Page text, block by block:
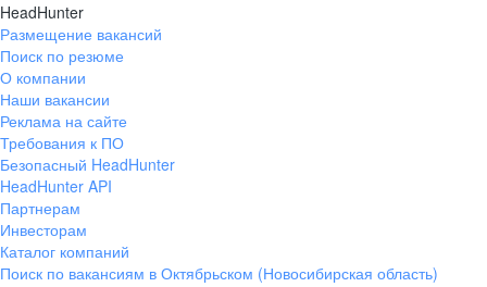
HeadHunter
Размещение вакансий
Поиск по резюме
О компании
Наши вакансии
Реклама на сайте
Требования к ПО
Безопасный HeadHunter
HeadHunter API
Партнерам
Инвесторам
Каталог компаний
Поиск по вакансиям в Октябрьском (Новосибирская область)